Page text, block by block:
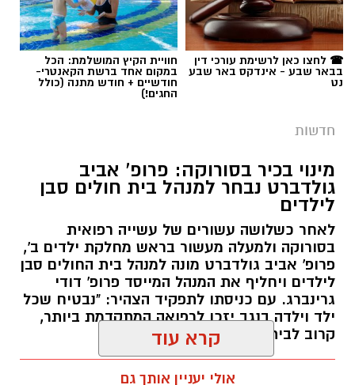
עשורים במטרה להגן על קרקעות המדינה באזור
הדרום.
ברשות מקרקעי ישראל מדגישים כי אסטרטגיית
הנטיעות הוכחה לאורך השנים ככלי יעיל במיוחד
המבצע הנוכחי היא למנוע פלישות לשטחים
ולבלום ניסיונות לבנייה לא חוקית. בנוסף, הנטיעות
מסייעות בהגנה על תשתיות לאומיות עתידיות
במרחב, ובראשן שמירה הרמטית על התוואי
המיועד להרחבת כביש 6 לכיוון דרום.
שירה תם, מנהלת החטיבה לשמירה על הקרקע
ברשות מקרקעי ישראל, התייחסה לתחילת
העבודות וציינה כי הרשות תמשיך לפעול כנאמן
הציבור לשמירה על קרקעות המדינה ולנקוט בכל
דרך חוקית כדי להגן עליהן מפני הסגת גבול
והשתלטויות. לדבריה, חידוש הנטיעות בוואדי ענים
תגים:משטרה
קרדיט - דוברות מרחב נגב
☎ לחצו כאן לרשימת עורכי דין
בבאר שבע - אינדקס באר שבע
נט
חוויית הקיץ המושלמת: הכל
במקום אחד ברשת הקאנטרי-
חודשיים + חודש מתנה (כולל
החגים!)
חדשות
מינוי בכיר בסורוקה: פרופ' אביב
גולדברט נבחר למנהל בית חולים סבן
לילדים
לאחר כשלושה עשורים של עשייה רפואית
בסורוקה ולמעלה מעשור בראש מחלקת ילדים ב',
פרופ' אביב גולדברט מונה למנהל בית החולים סבן
לילדים ויחליף את המנהל המייסד פרופ' דודי
גרינברג. עם כניסתו לתפקיד הצהיר: "נבטיח שכל
ילד וילדה בנגב יזכו לרפואה המתקדמת ביותר,
קרוב לבית".
קרא עוד
אולי יעניין אותך גם